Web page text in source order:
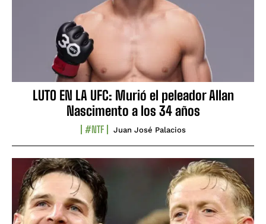
LUTO EN LA UFC: Murió el peleador Allan
Nascimento a los 34 años
#NTF Juan José Palacios